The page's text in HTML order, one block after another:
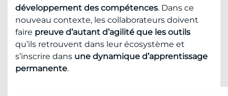
développement des compétences. Dans ce
nouveau contexte, les collaborateurs doivent
faire preuve d’autant d’agilité que les outils
qu’ils retrouvent dans leur écosystème et
s’inscrire dans une dynamique d’apprentissage
permanente.